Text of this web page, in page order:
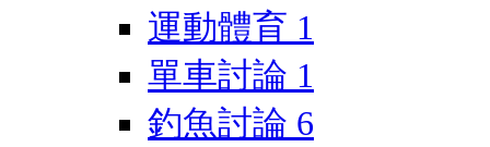
運動體育 1
單車討論 1
釣魚討論 6